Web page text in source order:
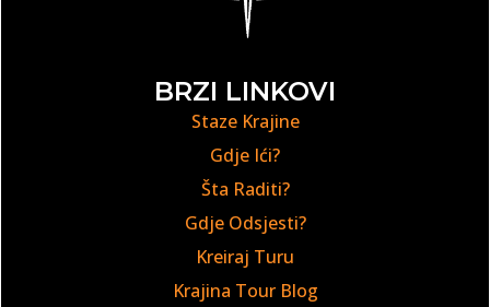
BRZI LINKOVI
Staze Krajine
Gdje Ići?
Šta Raditi?
Gdje Odsjesti?
Kreiraj Turu
Krajina Tour Blog